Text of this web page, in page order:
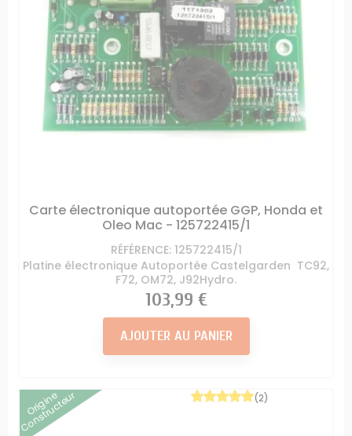
Carte électronique autoportée GGP, Honda et
Oleo Mac - 125722415/1
RÉFÉRENCE: 125722415/1
Platine électronique Autoportée Castelgarden TC92,
F72, OM72, J92Hydro.
Prix
103,99 €
AJOUTER AU PANIER
Origine
Constructeur (2)